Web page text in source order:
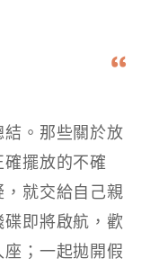
。那些關於放
擺放的不確
就交給自己親
即將啟航，歡
；一起拋開假